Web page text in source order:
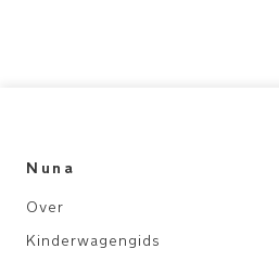
Nuna
Over
Kinderwagengids